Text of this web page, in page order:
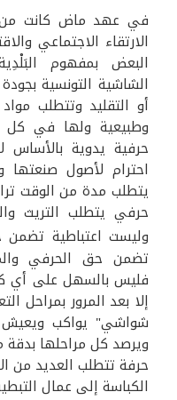
في عهد ماض كانت من
الارتقاء الاجتماعي
البعض بمفهوم
الشاشية التونسية
أو التقليد وتتطلب
وطبيعية ولها في كل
حرفية يدوية
احترام لأصول
حرفي يتطلب التريث
وليست اعتباطية تضمن
تضمن حق الحرفي
فليس بالسهل على أي
إلا بعد المرور بمراحل
شواشي" يواكب ويعيش
ويرصد كل مراحلها بدقة
حرفة تتطلب العديد من
الكباسة إلى عمال